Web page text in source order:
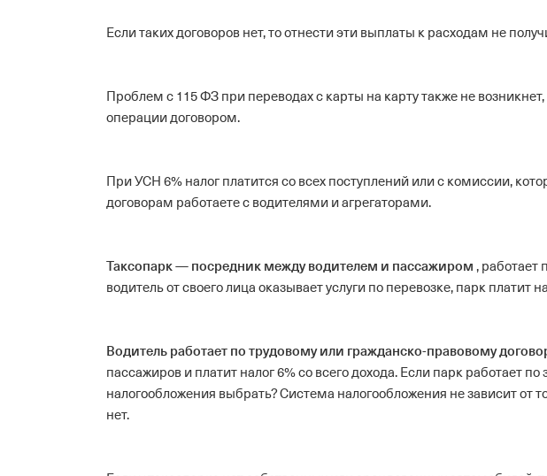
Если таких договоров нет, то отнести эти выплаты к расходам не
Проблем с 115 ФЗ при переводах с карты на карту также не
операции договором.
При УСН 6% налог платится со всех поступлений или с комиссии,
договорам работаете с водителями и агрегаторами.
Таксопарк — посредник между водителем и пассажиром , работает
водитель от своего лица оказывает услуги по перевозке, парк платит
Водитель работает по трудовому или гражданско-правовому
пассажиров и платит налог 6% со всего дохода. Если парк работает по
налогообложения выбрать?Система налогообложения не зависит от
нет.